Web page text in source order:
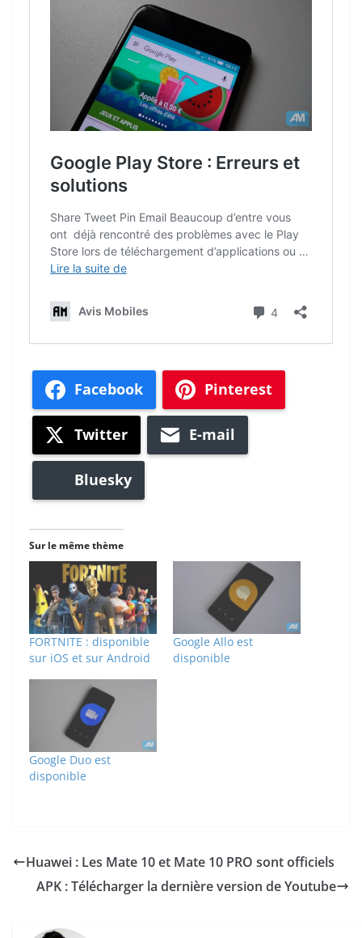
Facebook Pinterest
Twitter E-mail
Bluesky
Sur le même thème
FORTNITE : disponible
sur iOS et sur Android
Google Allo est
disponible
Google Duo est
disponible
Huawei : Les Mate 10 et Mate 10 PRO sont officiels
APK : Télécharger la dernière version de Youtube